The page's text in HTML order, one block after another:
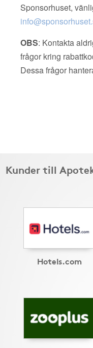
Sponsorhuset,
OBS: Kontakta
frågor kring
Dessa frågor
Kunder till
Hotels.com